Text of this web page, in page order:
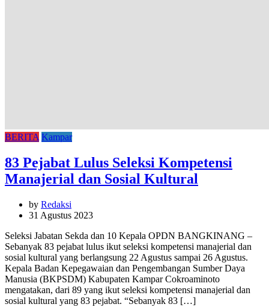
BERITA Kampar
83 Pejabat Lulus Seleksi Kompetensi
Manajerial dan Sosial Kultural
by Redaksi
31 Agustus 2023
Seleksi Jabatan Sekda dan 10 Kepala OPDN BANGKINANG –
Sebanyak 83 pejabat lulus ikut seleksi kompetensi manajerial dan
sosial kultural yang berlangsung 22 Agustus sampai 26 Agustus.
Kepala Badan Kepegawaian dan Pengembangan Sumber Daya
Manusia (BKPSDM) Kabupaten Kampar Cokroaminoto
mengatakan, dari 89 yang ikut seleksi kompetensi manajerial dan
sosial kultural yang 83 pejabat. “Sebanyak 83 […]